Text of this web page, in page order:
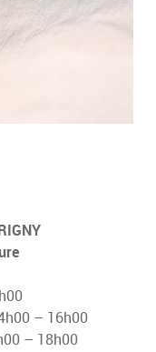
– 16h00
– 18h00